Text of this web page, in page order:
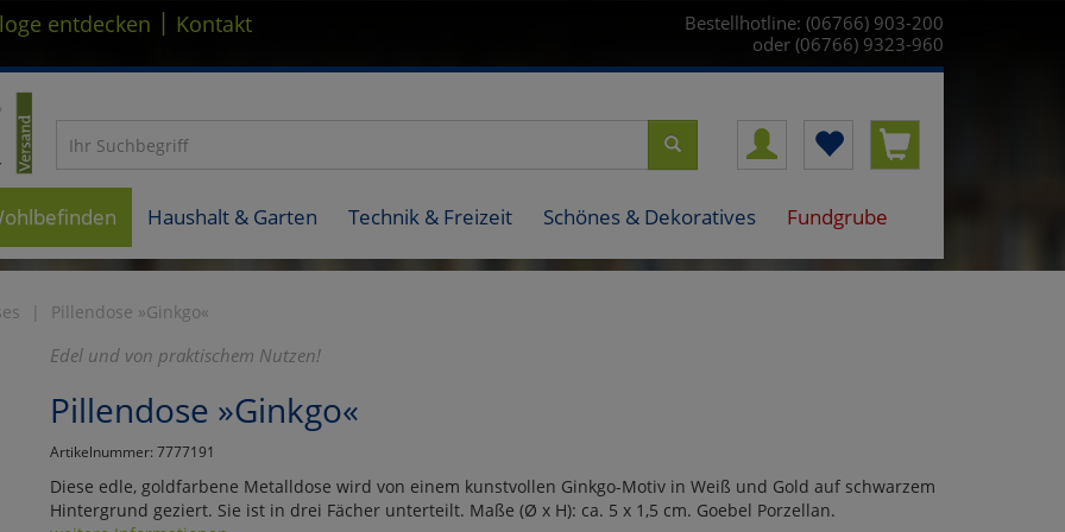
entdecken | Kontakt
Bestellhotline: (06766) 903-200
oder (06766) 9323-960
Haushalt & Garten Technik & Freizeit Schönes & Dekoratives Fundgrube
Pillendose »Ginkgo«
Edel und von praktischem Nutzen!
Pillendose »Ginkgo«
Artikelnummer: 7777191
Diese edle, goldfarbene Metalldose wird von einem kunstvollen Ginkgo-Motiv in Weiß und Gold auf schwarzem
Hintergrund geziert. Sie ist in drei Fächer unterteilt. Maße (Ø x H): ca. 5 x 1,5 cm. Goebel Porzellan.